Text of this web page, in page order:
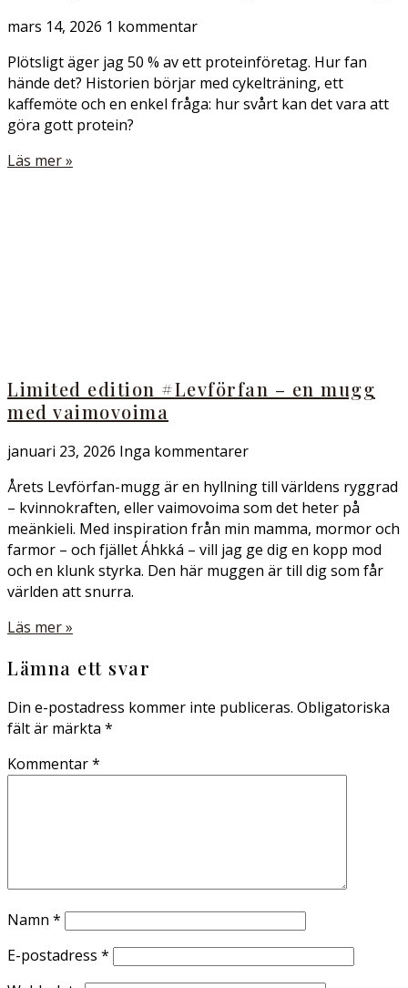
mars 14, 2026 1 kommentar
Plötsligt äger jag 50 % av ett proteinföretag. Hur fan
hände det? Historien börjar med cykelträning, ett
kaffemöte och en enkel fråga: hur svårt kan det vara att
göra gott protein?
Läs mer »
Limited edition #Levförfan – en mugg
med vaimovoima
januari 23, 2026 Inga kommentarer
Årets Levförfan-mugg är en hyllning till världens ryggrad
– kvinnokraften, eller vaimovoima som det heter på
meänkieli. Med inspiration från min mamma, mormor och
farmor – och fjället Áhkká – vill jag ge dig en kopp mod
och en klunk styrka. Den här muggen är till dig som får
världen att snurra.
Läs mer »
Lämna ett svar
Din e-postadress kommer inte publiceras. Obligatoriska
fält är märkta *
Kommentar*
Namn *
E-postadress *